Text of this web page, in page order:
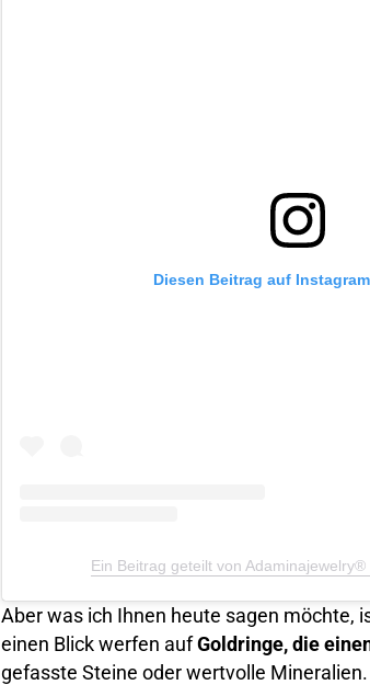
Diesen Beitrag auf
Ein Beitrag geteilt von
Aber was ich Ihnen heute sagen möchte,
einen Blick werfen aufGoldringe, die
gefasste Steine oder wertvolle Mineralien.